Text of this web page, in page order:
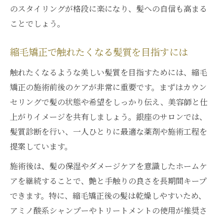
のスタイリングが格段に楽になり、髪への自信も高まる
ことでしょう。
縮毛矯正で触れたくなる髪質を目指すには
触れたくなるような美しい髪質を目指すためには、縮毛
矯正の施術前後のケアが非常に重要です。まずはカウン
セリングで髪の状態や希望をしっかり伝え、美容師と仕
上がりイメージを共有しましょう。銀座のサロンでは、
髪質診断を行い、一人ひとりに最適な薬剤や施術工程を
提案しています。
施術後は、髪の保湿やダメージケアを意識したホームケ
アを継続することで、艶と手触りの良さを長期間キープ
できます。特に、縮毛矯正後の髪は乾燥しやすいため、
アミノ酸系シャンプーやトリートメントの使用が推奨さ